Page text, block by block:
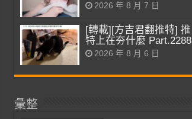
2026 年 8 月 7 日
[轉載][方吉君翻推特] 推
特上在夯什麼 Part.2288
2026 年 8 月 6 日
彙整